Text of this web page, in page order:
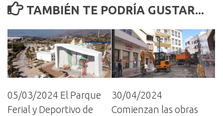
TAMBIÉN TE PODRÍA GUSTAR...
05/03/2024 El Parque
Ferial y Deportivo de
30/04/2024
Comienzan las obras